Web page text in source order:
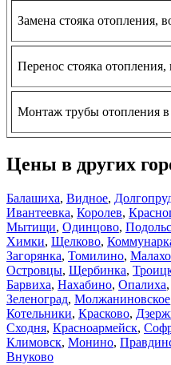
Замена стояка отопления,
Перенос стояка
Монтаж трубы отопления в
Цены в других
Балашиха, Видное,
Ивантеевка, Королев,
Мытищи, Одинцово,
Химки, Щелково,
Загорянка, Томилино,
Островцы, Щербинка,
Барвиха, Нахабино, Опалиха,
Зеленоград, Молжаниновское
Котельники, Красково,
Сходня, Красноармейск,
Климовск, Монино,
Внуково